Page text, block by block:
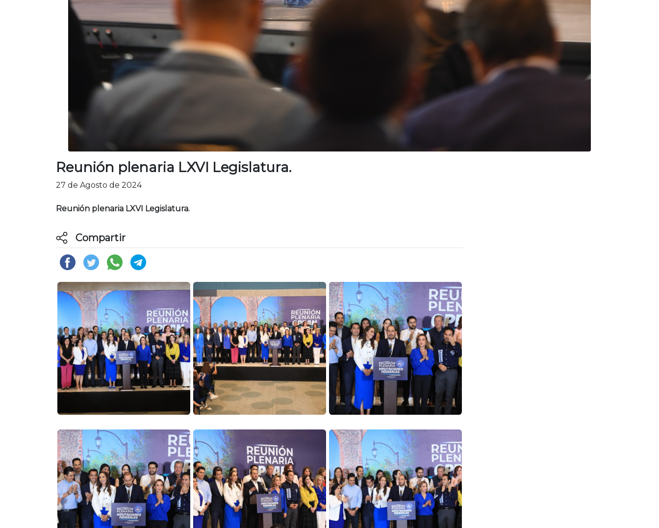
Reunión plenaria LXVI Legislatura.
27 de Agosto de 2024
Reunión plenaria LXVI Legislatura.
Compartir